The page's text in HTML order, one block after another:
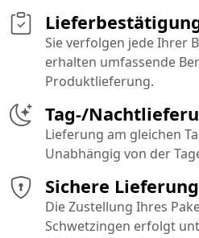
Sichere Lieferung
Die Zustellung Ihres
Schwetzingen erfolgt
Tag-/
Lieferung am gleichen
Unabhängig von der
Sie verfolgen jede Ihrer
erhalten umfassende
Produktlieferung.